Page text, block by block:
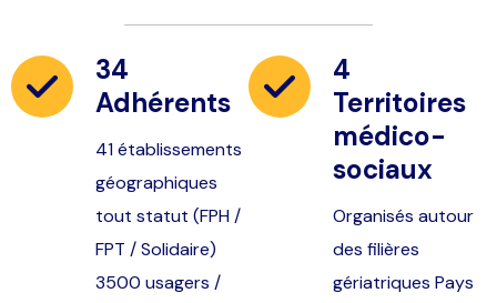
34
Adhérents
41 établissements
géographiques
tout statut (FPH /
FPT / Solidaire)
3500 usagers /
4
Territoires
médico-
sociaux
Organisés autour
des filières
gériatriques Pays